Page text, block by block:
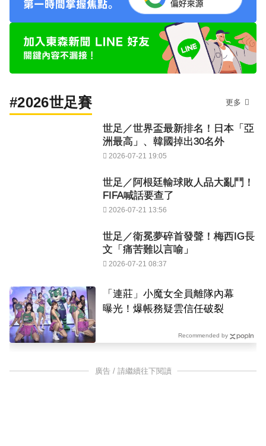
#2026世足賽 更多
世足／世界盃最新排名！日本「亞
洲最高」、韓國掉出30名外
2026-07-21 19:05
世足／阿根廷輸球敗人品大亂鬥！
FIFA喊話要查了
2026-07-21 13:56
世足／衛冕夢碎首發聲！梅西IG長
文「痛苦難以言喻」
2026-07-21 08:37
「連莊」小魔女全員離隊內幕
曝光！爆帳務疑雲信任破裂
Recommended by
廣告 / 請繼續往下閱讀